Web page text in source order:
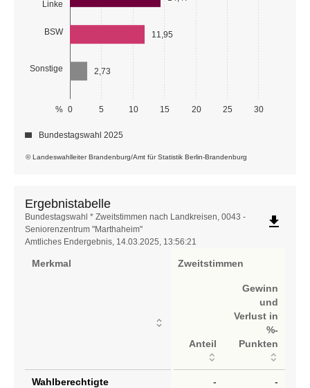
Linke
BSW
Sonstige
0 5 10 15 20 25 30
%
11,95
2,73
© Landeswahlleiter Brandenburg/Amt für Statistik Berlin-Brandenburg
Bundestagswahl 2025
Ergebnistabelle
Ergebnistabelle
Bundestagswahl * Zweitstimmen nach Landkreisen, 0043 -
Seniorenzentrum "Marthaheim"
Amtliches Endergebnis, 14.03.2025, 13:56:21
file_download
Merkmal Zweitstimmen
Anteil
Gewinn
und
Verlust in
%-
Punkten
Wahlberechtigte - -